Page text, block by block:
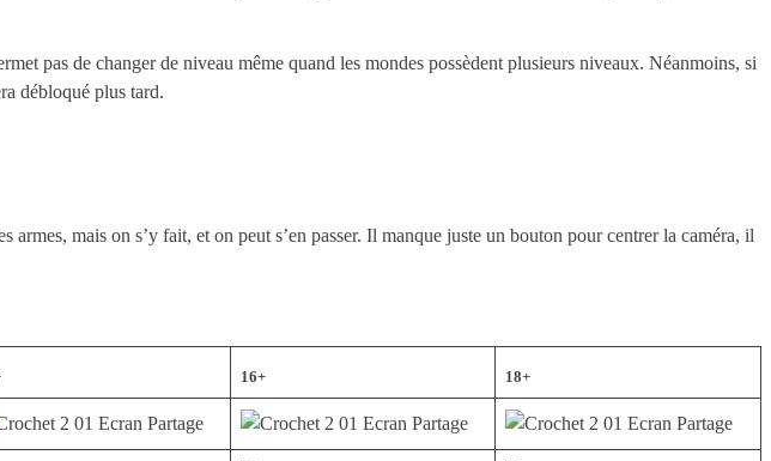
pas de changer de niveau même quand les mondes possèdent plusieurs niveaux. Néanmoins, si
débloqué plus tard.
mais on s’y fait, et on peut s’en passer. Il manque juste un bouton pour centrer la caméra, il
16+ 18+